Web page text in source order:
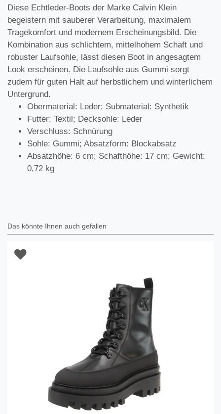
Diese Echtleder-Boots der Marke Calvin Klein
begeistern mit sauberer Verarbeitung, maximalem
Tragekomfort und modernem Erscheinungsbild. Die
Kombination aus schlichtem, mittelhohem Schaft und
robuster Laufsohle, lässt diesen Boot in angesagtem
Look erscheinen. Die Laufsohle aus Gummi sorgt
zudem für guten Halt auf herbstlichem und winterlichem
Untergrund.
Obermaterial: Leder; Submaterial: Synthetik
Futter: Textil; Decksohle: Leder
Verschluss: Schnürung
Sohle: Gummi; Absatzform: Blockabsatz
Absatzhöhe: 6 cm; Schafthöhe: 17 cm; Gewicht:
0,72 kg
Das könnte Ihnen auch gefallen